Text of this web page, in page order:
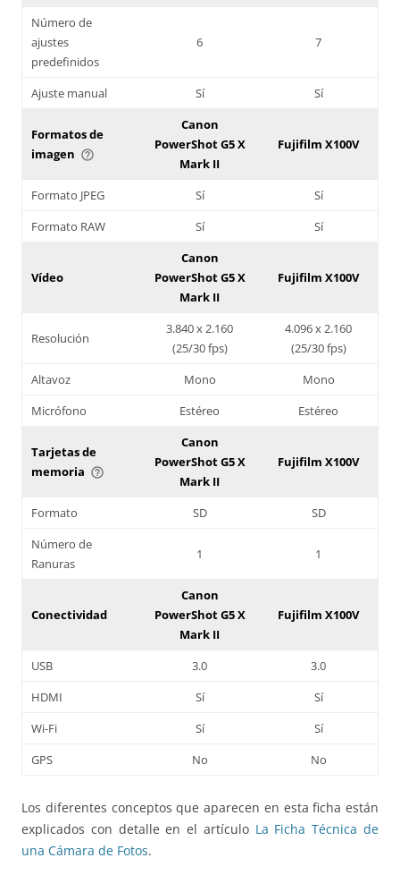
Número de
ajustes
predefinidos
6 7
Ajuste manual Sí Sí
Formatos de
imagen help_outline
Canon
PowerShot G5 X
Mark II
Fujifilm X100V
Formato JPEG Sí
Sí
Formato RAW
Sí Sí
Vídeo
Canon
PowerShot G5 X
Mark II
Fujifilm X100V
Resolución
3.840 x 2.160
(25/30 fps)
4.096 x 2.160
(25/30 fps)
Altavoz
Mono
Mono
Micrófono
Estéreo Estéreo
Tarjetas de
memoria help_outline
Canon
PowerShot G5 X
Mark II
Fujifilm X100V
Formato SD
SD
Número de
Ranuras
1 1
Conectividad
Canon
PowerShot G5 X
Mark II
Fujifilm X100V
USB 3.0
3.0
HDMI
Sí
Sí
Wi-Fi
Sí
Sí
GPS
No No
Los diferentes conceptos que aparecen en esta ficha están
explicados con detalle en el artículo La Ficha Técnica de
una Cámara de Fotos.